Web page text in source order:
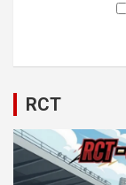
RCT